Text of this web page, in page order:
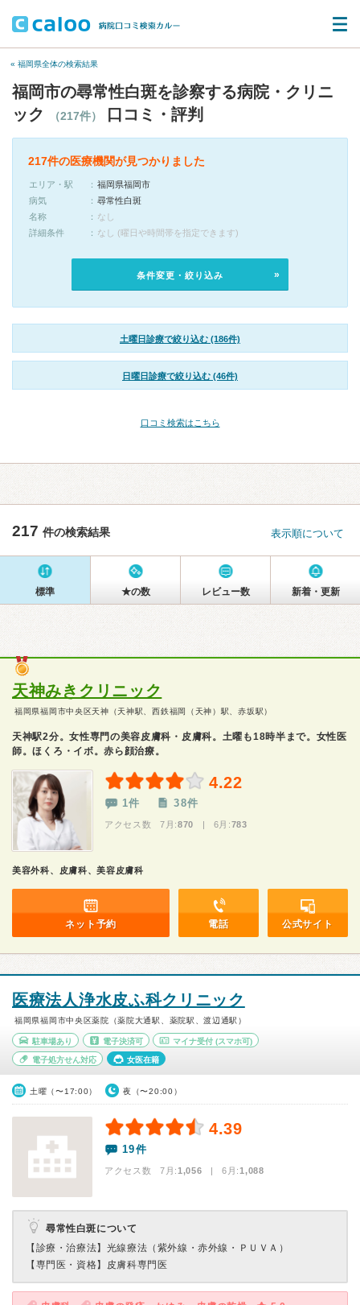
« 福岡県全体の検索結果
福岡市の尋常性白斑を診察する病院・クリニ
ック
（217件） 口コミ・評判
217件の医療機関が見つかりました
エリア・駅
福岡県福岡市
病気
尋常性白斑
名称
なし
詳細条件
なし (曜日や時間帯を指定できます)
条件変更・絞り込み
土曜日診療で絞り込む (186件)
日曜日診療で絞り込む (46件)
口コミ検索はこちら
217 件の検索結果 表示順について
標準 ★の数 レビュー数 新着・更新
天神みきクリニック
福岡県福岡市中央区天神（天神駅、西鉄福岡（天神）駅、赤坂駅）
天神駅2分。女性専門の美容皮膚科・皮膚科。土曜も18時半まで。女性医
師。ほくろ・イボ。赤ら顔治療。
4.22
1件 38件
アクセス数 7月:870 | 6月:783
美容外科、皮膚科、美容皮膚科
ネット予約 電話 公式サイト
医療法人浄水皮ふ科クリニック
福岡県福岡市中央区薬院（薬院大通駅、薬院駅、渡辺通駅）
駐車場あり 電子決済可 マイナ受付 (スマホ可)
電子処方せん対応 女医在籍
土曜（〜17:00） 夜（〜20:00）
4.39
19件
アクセス数 7月:1,056 | 6月:1,088
尋常性白斑について
【診療・治療法】 光線療法（紫外線・赤外線・ＰＵＶＡ）
【専門医・資格】 皮膚科専門医